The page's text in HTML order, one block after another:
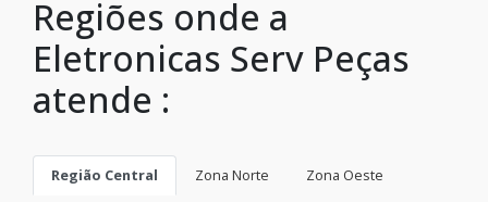
Regiões onde a
Eletronicas Serv Peças
atende :
Região Central Zona Norte
Zona Oeste